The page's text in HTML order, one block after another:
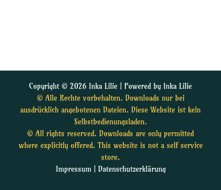
Copyright © 2026 Inka Lilie | Powered by Inka Lilie
© Alle Rechte vorbehalten. Downloads nur bei
ausdrücklich angebotenen Dateien. Diese Website ist kein
Selbstbedienungsladen.
© All rights reserved. Downloads are only permitted
where explicitly offered. This website is not a self service
store.
Impressum| Datenschutzerklärung